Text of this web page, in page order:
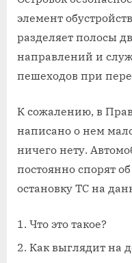
элемент
разделяет полосы
направлений и
пешеходов при
К сожалению, в
написано о нем
ничего нету.
постоянно спорят
остановку ТС на
Что это такое?
Как выглядит на